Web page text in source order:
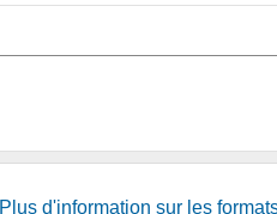
Plus d'information sur les